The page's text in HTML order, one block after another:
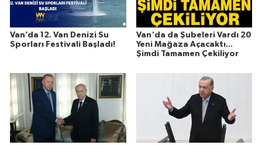
Van’da 12. Van Denizi Su
Sporları Festivali Başladı!
Van'da da Şubeleri Vardı 20
Yeni Mağaza Açacaktı...
Şimdi Tamamen Çekiliyor